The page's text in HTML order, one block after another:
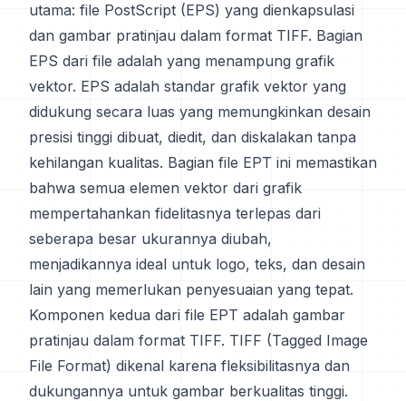
utama: file PostScript (EPS) yang dienkapsulasi
dan gambar pratinjau dalam format TIFF. Bagian
EPS dari file adalah yang menampung grafik
vektor. EPS adalah standar grafik vektor yang
didukung secara luas yang memungkinkan desain
presisi tinggi dibuat, diedit, dan diskalakan tanpa
kehilangan kualitas. Bagian file EPT ini memastikan
bahwa semua elemen vektor dari grafik
mempertahankan fidelitasnya terlepas dari
seberapa besar ukurannya diubah,
menjadikannya ideal untuk logo, teks, dan desain
lain yang memerlukan penyesuaian yang tepat.
Komponen kedua dari file EPT adalah gambar
pratinjau dalam format TIFF. TIFF (Tagged Image
File Format) dikenal karena fleksibilitasnya dan
dukungannya untuk gambar berkualitas tinggi.